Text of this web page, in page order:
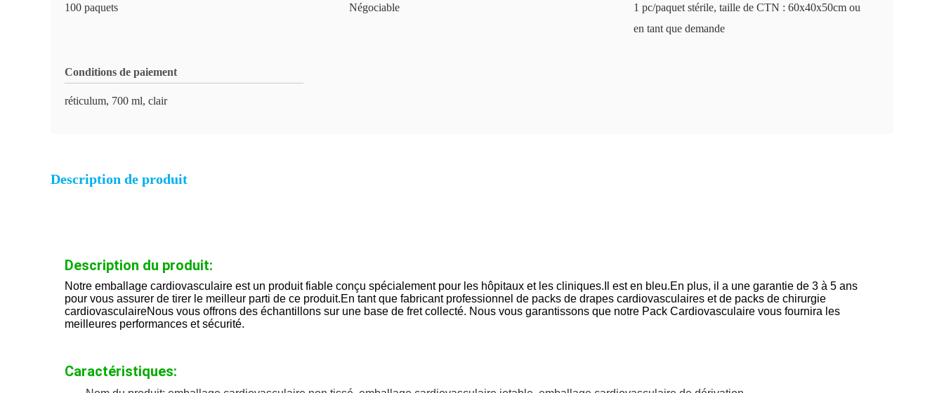
100 paquets Négociable
1 pc/paquet stérile, taille de CTN : 60x40x50cm ou
en tant que demande
Conditions de paiement
réticulum, 700 ml, clair
Description de produit
Description du produit:
Notre emballage cardiovasculaire est un produit fiable conçu spécialement pour les hôpitaux et les cliniques.Il est en bleu.En plus, il a une garantie de 3 à 5 ans
pour vous assurer de tirer le meilleur parti de ce produit.En tant que fabricant professionnel de packs de drapes cardiovasculaires et de packs de chirurgie
cardiovasculaireNous vous offrons des échantillons sur une base de fret collecté. Nous vous garantissons que notre Pack Cardiovasculaire vous fournira les
meilleures performances et sécurité.
Caractéristiques: